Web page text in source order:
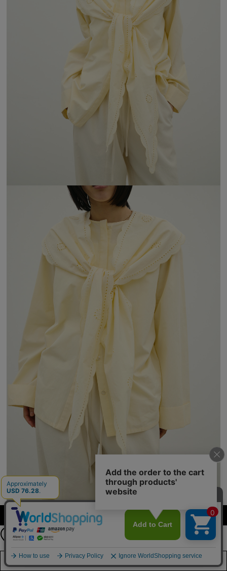
カラーを選択する（フリーサイズ）
店舗在庫を見る
【期間限定】
新規会員登録キャンペーン開催！
8月31日（月）23：59まで
詳しくは
こちら